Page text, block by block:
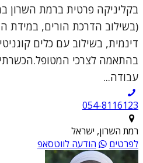
בקליניקה פרטית ברמת השרון
(בשילוב הדרכת הורים, במידת
בהתאמה לצרכי
עבודה...
054-8116123
רמת השרון, ישראל
לפרטים
הודעה לווטסאפ